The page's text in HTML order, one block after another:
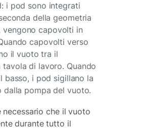
i pod sono integrati
della geometria
vengono capovolti in
capovolti verso
il vuoto tra il
di lavoro. Quando
basso, i pod sigillano la
dalla pompa del vuoto.
necessario che il vuoto
durante tutto il